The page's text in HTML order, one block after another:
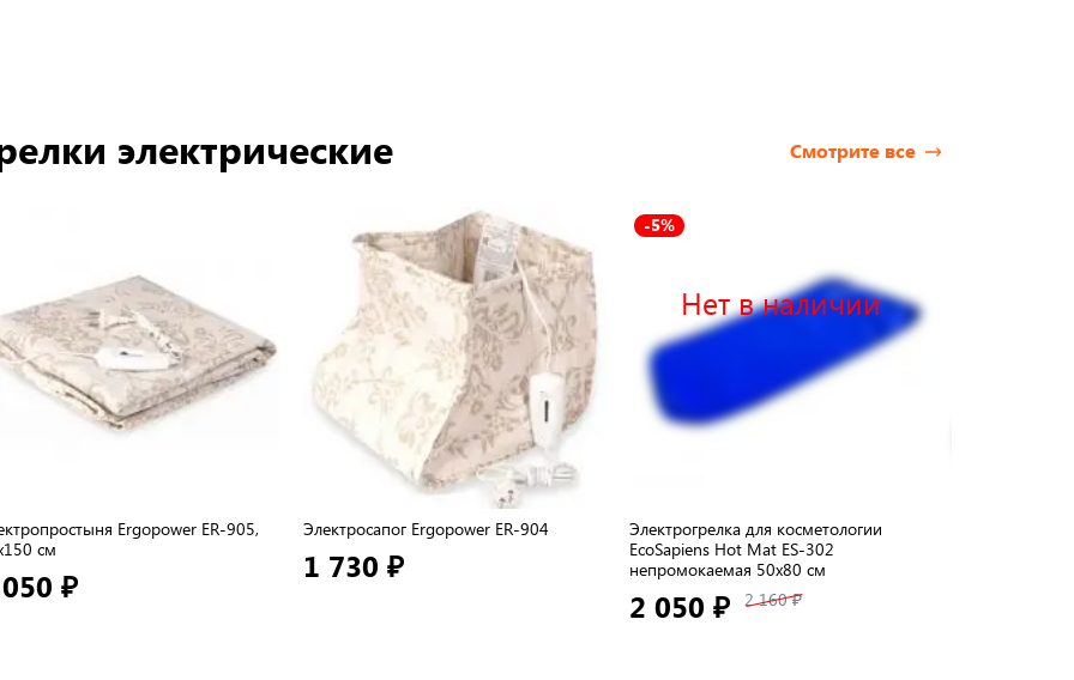
Смотрите все
электрические
Ergopower ER-905,
см
₽
Электросапог Ergopower ER-904
1 730 ₽
Нет в наличии
-5%
Электрогрелка для косметологии
EcoSapiens Hot Mat ES-302
непромокаемая 50х80 см
2 050 ₽ 2 160 ₽